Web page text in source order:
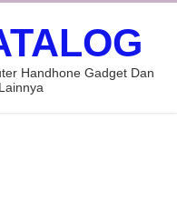
Handhone Gadget Dan